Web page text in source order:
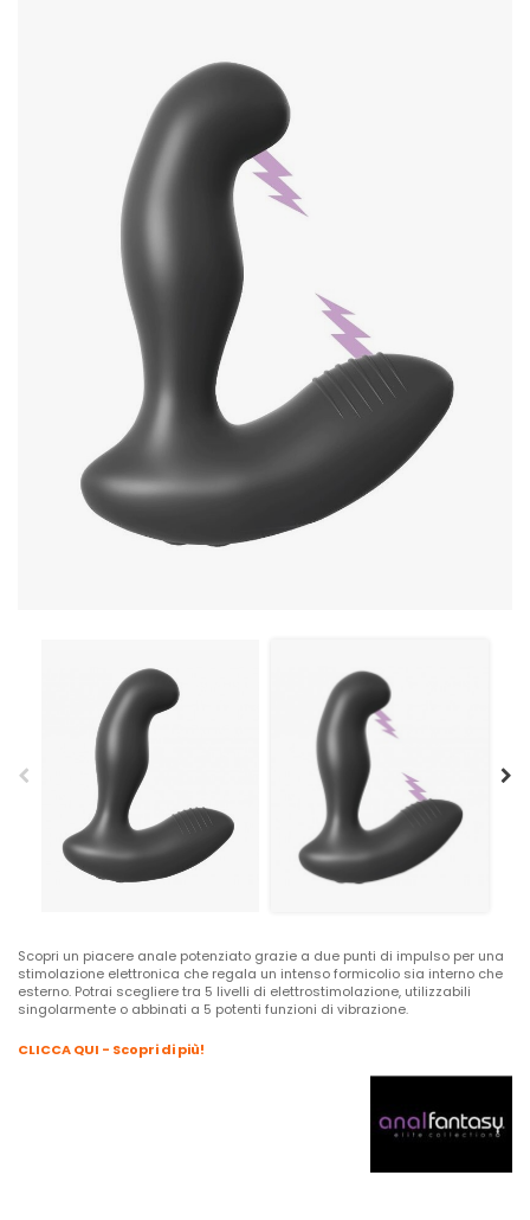
Scopri un piacere anale potenziato grazie a due punti di impulso per una
stimolazione elettronica che regala un intenso formicolio sia interno che
esterno. Potrai scegliere tra 5 livelli di elettrostimolazione, utilizzabili
singolarmente o abbinati a 5 potenti funzioni di vibrazione.
CLICCA QUI - Scopri di più!